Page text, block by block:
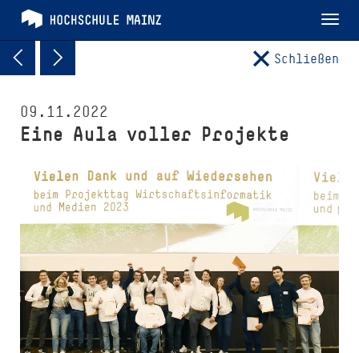
Schließen
09.11.2022
Eine Aula voller Projekte